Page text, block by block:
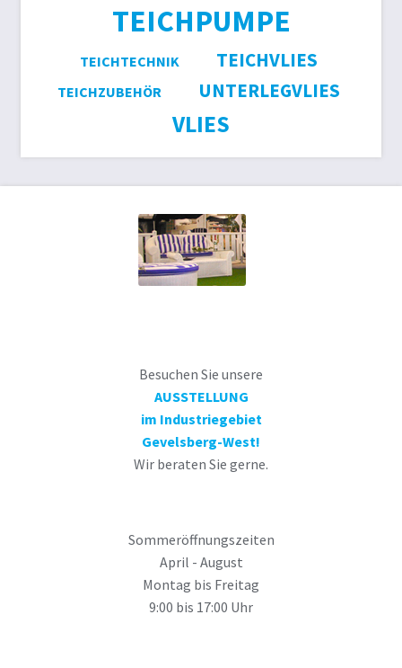
TEICHPUMPE
TEICHTECHNIK TEICHVLIES
TEICHZUBEHÖR UNTERLEGVLIES
VLIES
Besuchen Sie unsere
AUSSTELLUNG
im Industriegebiet
Gevelsberg-West!
Wir beraten Sie gerne.
Sommeröffnungszeiten
April - August
Montag bis Freitag
9:00 bis 17:00 Uhr